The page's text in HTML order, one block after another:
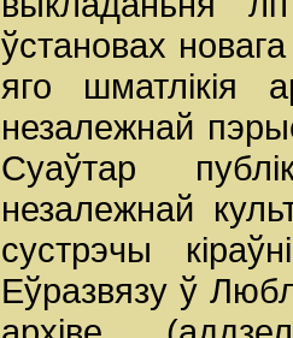
ўстановах
яго шматлікія
незалежнай
Суаўтар
незалежнай
сустрэчы
Еўразвязу ў